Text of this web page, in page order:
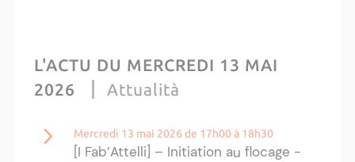
L'ACTU DU MERCREDI 13 MAI
2026
Attualità
Mercredi 13 mai 2026 de 17h00 à 18h30
[I Fab’Attelli] – Initiation au flocage -